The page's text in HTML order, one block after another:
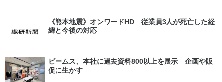
《熊本地震》オンワードHD 従業員3人が死亡した経
緯と今後の対応
ビームス、本社に過去資料800以上を展示 企画や販
促に生かす